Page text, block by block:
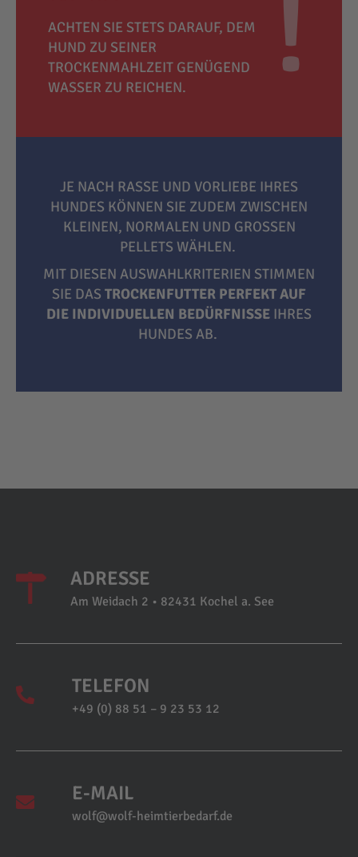
ACHTEN SIE STETS DARAUF, DEM
HUND ZU SEINER
TROCKENMAHLZEIT GENÜGEND
WASSER ZU REICHEN.
JE NACH RASSE UND VORLIEBE IHRES
HUNDES KÖNNEN SIE ZUDEM ZWISCHEN
KLEINEN, NORMALEN UND GROSSEN P
ELLETS WÄHLEN.
MIT DIESEN AUSWAHLKRITERIEN STIMMEN
SIE DAS TROCKENFUTTER PERFEKT AUF
DIE INDIVIDUELLEN BEDÜRFNISSE IHRES
HUNDES AB.
ADRESSE
Am Weidach 2 • 82431 Kochel a. See
TELEFON
+49 (0) 88 51 – 9 23 53 12
E-MAIL
wolf@wolf-heimtierbedarf.de